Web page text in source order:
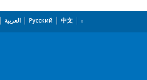
العربية Русский 中文